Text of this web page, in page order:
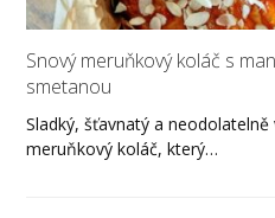
Snový meruňkový koláč s
smetanou
Sladký, šťavnatý a
meruňkový koláč, který…